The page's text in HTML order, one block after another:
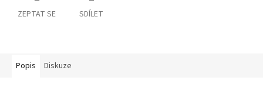
ZEPTAT SE SDÍLET
Popis Diskuze